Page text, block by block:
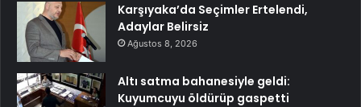
Karşıyaka’da Seçimler Ertelendi,
Adaylar Belirsiz
Ağustos 8, 2026
Altı satma bahanesiyle geldi:
Kuyumcuyu öldürüp gaspetti